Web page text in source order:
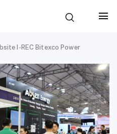
I-REC Bitexco Power